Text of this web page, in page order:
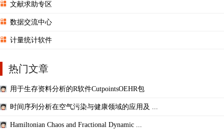
文献求助专区
数据交流中心
计量统计软件
热门文章
用于生存资料分析的R软件CutpointsOEHR包
时间序列分析在空气污染与健康领域的应用及 ...
Hamiltonian Chaos and Fractional Dynamic ...